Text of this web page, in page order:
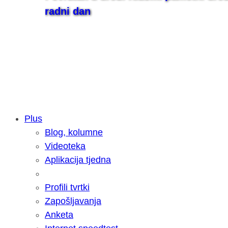
radni dan
Samsung otkrio kako je nastajala
razvoja donijelo tanje i izdržljivije
Plus
Blog, kolumne
Videoteka
Aplikacija tjedna
Profili tvrtki
Zapošljavanja
Anketa